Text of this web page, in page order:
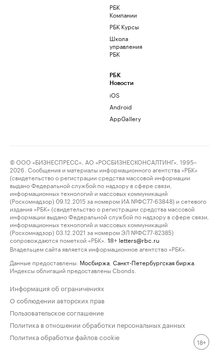
РБК
Компании
РБК Курсы
Школа
управления
РБК
РБК
Новости
iOS
Android
AppGallery
© ООО «БИЗНЕСПРЕСС», АО «РОСБИЗНЕСКОНСАЛТИНГ», 1995–
2026. Сообщения и материалы информационного агентства «РБК»
(свидетельство о регистрации средства массовой информации
выдано Федеральной службой по надзору в сфере связи,
информационных технологий и массовых коммуникаций
(Роскомнадзор) 09.12.2015 за номером ИА №ФС77-63848) и сетевого
издания «РБК» (свидетельство о регистрации средства массовой
информации выдано Федеральной службой по надзору в сфере связи,
информационных технологий и массовых коммуникаций
(Роскомнадзор) 03.12.2021 за номером ЭЛ №ФС77-82385)
сопровождаются пометкой «РБК».
18+ letters@rbc.ru
Владельцем сайта является информационное агентство «РБК».
Данные предоставлены: Мосбиржа Санкт-Петербургская биржа
Индексы облигаций предоставлены Cbonds.
Информация об ограничениях
О соблюдении авторских прав
Пользовательское соглашение
Политика в отношении обработки персональных данных
Политика обработки файлов cookie
18+